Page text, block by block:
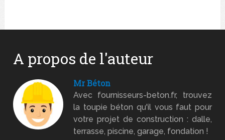
A propos de l'auteur
Mr Béton
Avec fournisseurs-beton.fr, trouvez
la toupie béton qu'il vous faut pour
votre projet de construction : dalle,
terrasse, piscine, garage, fondation !